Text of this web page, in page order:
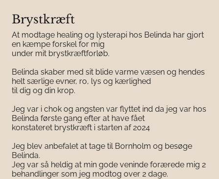
Brystkræft
At modtage healing og lysterapi hos Belinda har gjort
en kæmpe forskel for mig
under mit brystkræftforløb.
Belinda skaber med sit blide varme væsen og hendes
helt særlige evner, ro, lys og kærlighed
til dig og din krop.
Jeg var i chok og angsten var flyttet ind da jeg var hos
Belinda første gang efter at have fået
konstateret brystkræft i starten af 2024
Jeg blev anbefalet at tage til Bornholm og besøge
Belinda.
Jeg var så heldig at min gode veninde forærede mig 2
behandlinger som jeg modtog over 2 dage.